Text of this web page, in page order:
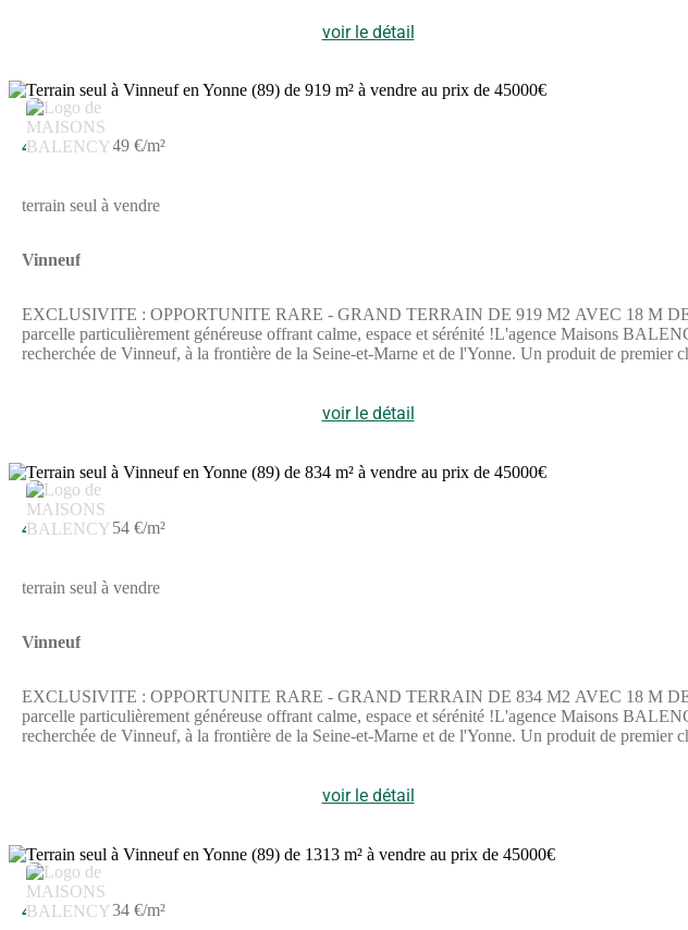
lancer votre projet de construction RE2020.Votre projet avec Maisons BALENCY :Bénéficiez
personnalisée. Que vous soyez primo-accédants ou investisseurs, ce terrain est la solution
- Agence d'Ormoy23 chemin de Tournenfils, 91540 ORMOYAnnonce proposée par un Agent
voir le détail
45 000 €49 €/m²
terrain seul à vendre
Vinneuf
EXCLUSIVITE : OPPORTUNITE RARE - GRAND TERRAIN DE 919 M2 AVEC 18 M DE
parcelle particulièrement généreuse offrant calme, espace et sérénité !L'agence Maisons
recherchée de Vinneuf, à la frontière de la Seine-et-Marne et de l'Yonne. Un produit de
de vie sans vis-à-vis.Belle façade de 18 mètres linéaires : Une largeur de façade idéale qui
lumineuse, spacieuse et parfaitement intégrée à son environnement.Cadre privilégié : Situé
idéal entre nature et commodités :Vinneuf est une commune dynamique et accueillante, offrant
seulement quelques minutes, profitez de toutes les commodités de la ville de Montereau-Fault-
Mobilité : Accès rapide aux axes routiers majeurs du secteur (notamment l'autoroute A5). Les
voir le détail
45 000 €54 €/m²
terrain seul à vendre
Vinneuf
EXCLUSIVITE : OPPORTUNITE RARE - GRAND TERRAIN DE 834 M2 AVEC 18 M DE
parcelle particulièrement généreuse offrant calme, espace et sérénité !L'agence Maisons
recherchée de Vinneuf, à la frontière de la Seine-et-Marne et de l'Yonne. Un produit de
de vie sans vis-à-vis.Belle façade de 18 mètres linéaires : Une largeur de façade idéale qui
lumineuse, spacieuse et parfaitement intégrée à son environnement.Cadre privilégié : Situé
idéal entre nature et commodités :Vinneuf est une commune dynamique et accueillante, offrant
seulement quelques minutes, profitez de toutes les commodités de la ville de Montereau-Fault-
Mobilité : Accès rapide aux axes routiers majeurs du secteur (notamment l'autoroute A5). Les
voir le détail
45 000 €34 €/m²